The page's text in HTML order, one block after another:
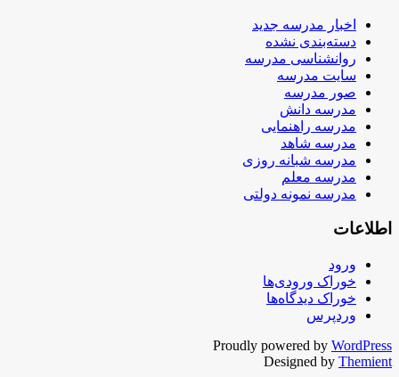
اخبار مدرسه جدید
دسته‌بندی نشده
روانشناسی مدرسه
سایت مدرسه
صور مدرسه
مدرسه دانش
مدرسه راهنمایی
مدرسه شاهد
مدرسه شبانه روزی
مدرسه معلم
مدرسه نمونه دولتی
اطلاعات
ورود
خوراک ورودی‌ها
خوراک دیدگاه‌ها
وردپرس
Proudly powered by WordPress
Designed by Themient